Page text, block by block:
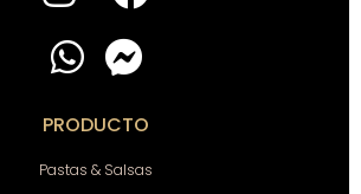
PRODUCTO
Pastas & Salsas